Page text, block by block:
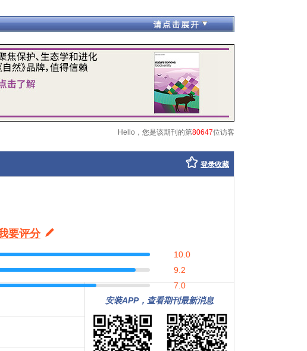
Hello，您是该期刊的第80647位访客
登录收藏
要评分
10.0
9.2
7.0
安装APP，查看期刊最新消息